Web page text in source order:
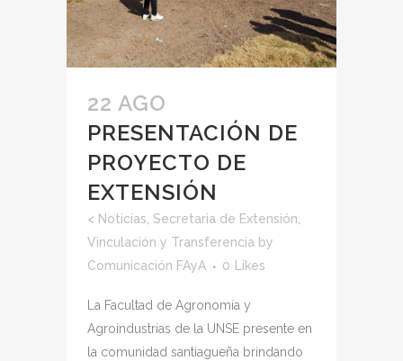
22 AGO
PRESENTACIÓN DE
PROYECTO DE
EXTENSIÓN
< Noticias Secretaria de Extensión,
Vinculación y Transferencia by
Comunicación FAyA
0 Likes
La Facultad de Agronomía y
Agroindustrias de la UNSE presente en
la comunidad santiagueña brindando